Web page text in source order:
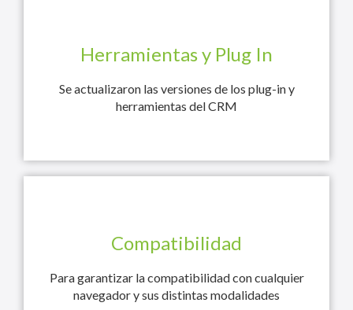
Herramientas y Plug In
Se actualizaron las versiones de los plug-in y
herramientas del CRM
Compatibilidad
Para garantizar la compatibilidad con cualquier
navegador y sus distintas modalidades